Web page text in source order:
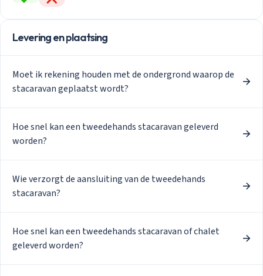
Levering en plaatsing
Moet ik rekening houden met de ondergrond waarop de
stacaravan geplaatst wordt?
Hoe snel kan een tweedehands stacaravan geleverd
worden?
Wie verzorgt de aansluiting van de tweedehands
stacaravan?
Hoe snel kan een tweedehands stacaravan of chalet
geleverd worden?